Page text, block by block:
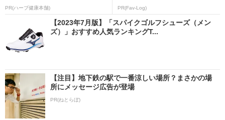
PR(ハーブ健康本舗) PR(Fav-Log)
【2023年7月版】「スパイクゴルフシューズ（メン
ズ）」おすすめ人気ランキングT...
【注目】地下鉄の駅で一番涼しい場所？まさかの場
所にメッセージ広告が登場
PR(ねとらぼ)